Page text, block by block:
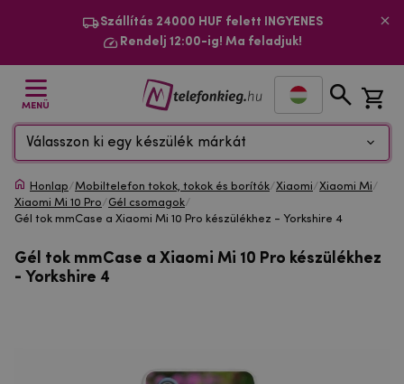
Szállítás 24000 HUF felett INGYENES
Rendelj 12:00-ig! Ma feladjuk!
MENÜ
Válasszon ki egy készülék márkát
Honlap/Mobiltelefon tokok, tokok és borítók/Xiaomi/Xiaomi Mi/
Xiaomi Mi 10 Pro/Gél csomagok/
Gél tok mmCase a Xiaomi Mi 10 Pro készülékhez - Yorkshire 4
Gél tok mmCase a Xiaomi Mi 10 Pro készülékhez
- Yorkshire 4